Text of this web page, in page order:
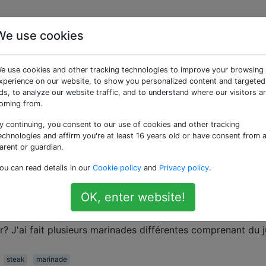
«marinade»
dans le lait?
une technique courante qui aiderait à éliminer les
le foie. Je l'ai essayé et le foie s'est bien passé,
marche? Quelle est la chimie derrière tout ça? Que …
de mariner la viande?
du poulet et du bifteck presque décongelés dans le
toujours pas réussi à cuisiner la viande. La viande est-
J'ai fait plusieurs marinades différentes comprenant du
steak marinade
use cookies
use cookies and other tracking technologies to improve your browsing
on our website, to show you personalized content and targeted
to analyze our website traffic, and to understand where our visitors
from.
continuing, you consent to our use of cookies and other tracking
and affirm you're at least 16 years old or have consent from a
or guardian.
can read details in our Cookie policy and Privacy policy.
OK, enter website!